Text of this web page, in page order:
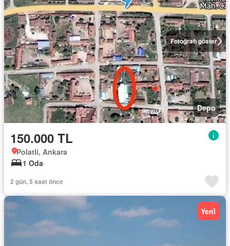
Fotoğrafı göster
Depo
150.000 TL
Polatli, Ankara
1 Oda
2 gün, 5 saat önce
Yeni̇